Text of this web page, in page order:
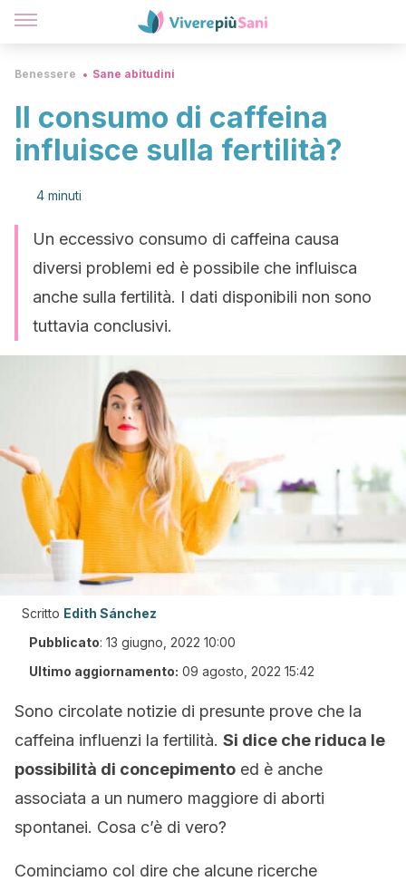
Benessere Sane abitudini
Il consumo di caffeina
influisce sulla fertilità?
4 minuti
Un eccessivo consumo di caffeina causa
diversi problemi ed è possibile che influisca
anche sulla fertilità. I dati disponibili non sono
tuttavia conclusivi.
Scritto Edith Sánchez
Pubblicato: 13 giugno, 2022 10:00
Ultimo aggiornamento: 09 agosto, 2022 15:42
Sono circolate notizie di presunte prove che la
caffeina influenzi la fertilità. Si dice che riduca le
possibilità di concepimento ed è anche
associata a un numero maggiore di aborti
spontanei. Cosa c’è di vero?
Cominciamo col dire che alcune ricerche